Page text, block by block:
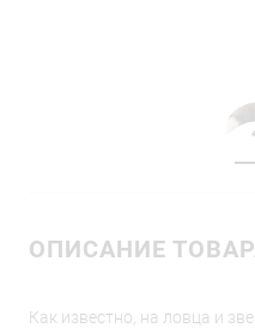
ОПИСАНИЕ
Как известно, на ловца и